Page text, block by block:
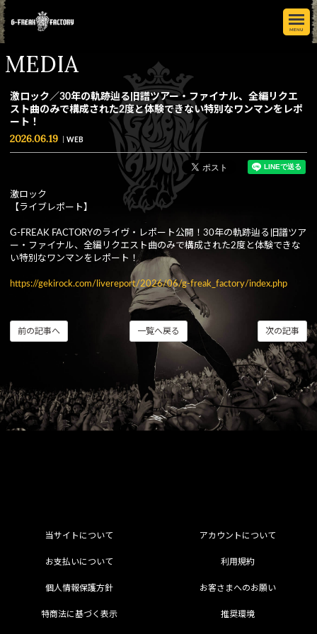
MENU
MEDIA
激ロック／30年の軌跡辿る旧譜ツアー・ファイナル、全編リクエ
スト曲のみで構成された2度と体験できない特別なワンマンをレポ
ート！
2026.06.19 WEB
激ロック
【ライブレポート】
G-FREAK FACTORYのライヴ・レポート公開！30年の軌跡辿る旧譜ツア
ー・ファイナル、全編リクエスト曲のみで構成された2度と体験できな
い特別なワンマンをレポート！
https://gekirock.com/livereport/2026/06/g-freak_factory/index.php
次の記事
一覧へ戻る
前の記事へ
当サイトについて アカウントについて
お支払いについて 利用規約
個人情報保護方針 お客さまへのお願い
特商法に基づく表示 推奨環境